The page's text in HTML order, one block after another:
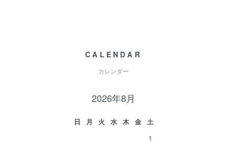
CALENDAR
カレンダー
2026年8月
日 月 火 水 木 金
土
1